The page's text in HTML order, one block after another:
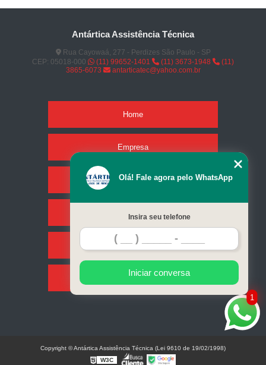
Antártica Assistência Técnica
Rua Cayowaá, 277 - Perdizes São Paulo - SP
CEP: 05018-000
(11) 99652-1401 (11) 3673-1948
(11)
3865-6073
antarticatec@yahoo.com.br
Home
Empresa
Missão
Serviços
Contato
Mapa do site
1
Olá! Fale agora pelo WhatsApp
Insira seu telefone
Iniciar conversa
Copyright © Antártica Assistência Técnica (Lei 9610 de 19/02/1998)
W3C